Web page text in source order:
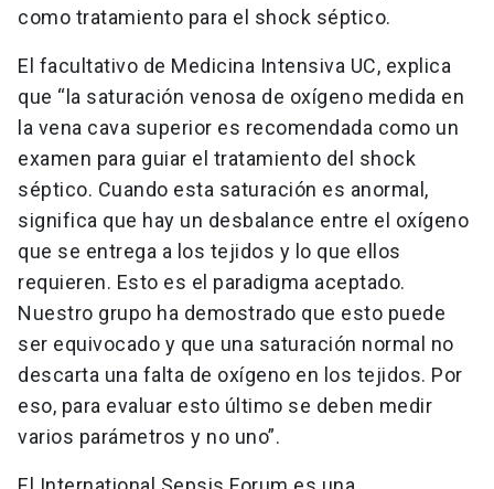
como tratamiento para el shock séptico.
El facultativo de Medicina Intensiva UC, explica
que “la saturación venosa de oxígeno medida en
la vena cava superior es recomendada como un
examen para guiar el tratamiento del shock
séptico. Cuando esta saturación es anormal,
significa que hay un desbalance entre el oxígeno
que se entrega a los tejidos y lo que ellos
requieren. Esto es el paradigma aceptado.
Nuestro grupo ha demostrado que esto puede
ser equivocado y que una saturación normal no
descarta una falta de oxígeno en los tejidos. Por
eso, para evaluar esto último se deben medir
varios parámetros y no uno”.